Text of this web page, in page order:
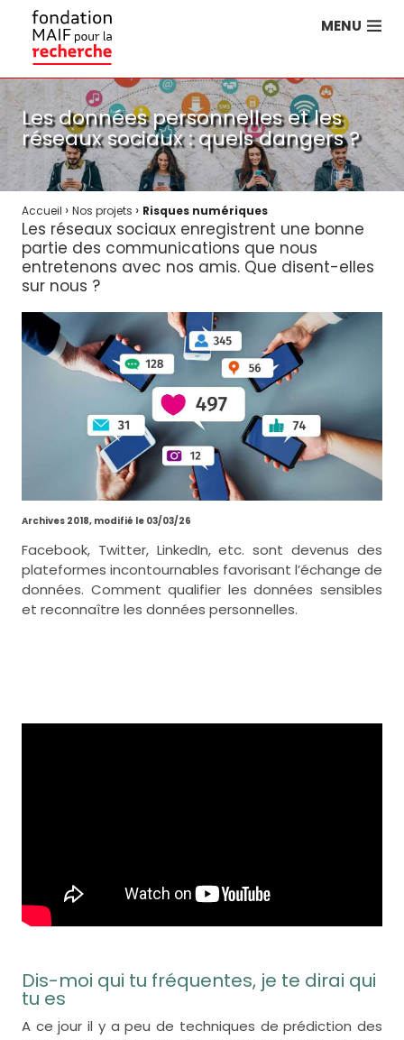
MENU
Les données personnelles et les
réseaux sociaux : quels dangers ?
Accueil › Nos projets › Risques numériques
Les réseaux sociaux enregistrent une bonne
partie des communications que nous
entretenons avec nos amis. Que disent-elles
sur nous ?
Archives 2018, modifié le 03/03/26
Facebook, Twitter, LinkedIn, etc. sont devenus des
plateformes incontournables favorisant l’échange de
données. Comment qualifier les données sensibles
et reconnaître les données personnelles.
Dis-moi qui tu fréquentes, je te dirai qui
tu es
A ce jour il y a peu de techniques de prédiction des